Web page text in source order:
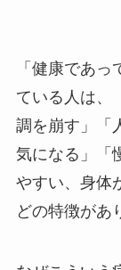
「健康であ
ている人は、
調を崩す」「
気になる」「
やすい、身体
どの特徴があ